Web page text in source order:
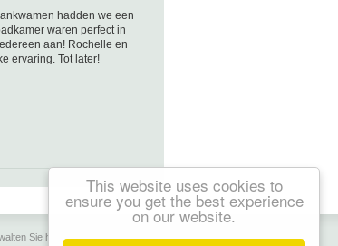
This website uses cookies to
ensure you get the best experience
on our website.
hadden we een
waren perfect in
aan! Rochelle en
ervaring. Tot later!
Sie hier Ihre Daten•Kontakt